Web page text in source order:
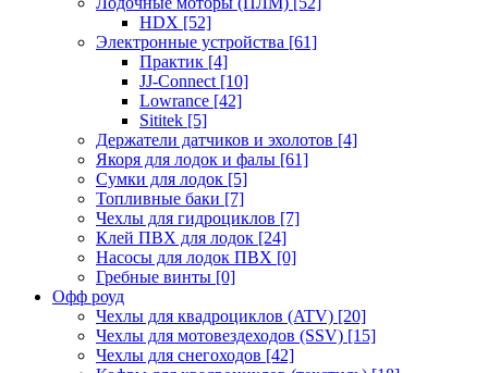
HDX [52]
Электронные устройства [61]
Практик [4]
JJ-Connect [10]
Lowrance [42]
Sititek [5]
Держатели датчиков и эхолотов [4]
Якоря для лодок и фалы [61]
Сумки для лодок [5]
Топливные баки [7]
Чехлы для гидроциклов [7]
Клей ПВХ для лодок [24]
Насосы для лодок ПВХ [0]
Гребные винты [0]
Офф роуд
Чехлы для квадроциклов (ATV) [20]
Чехлы для мотовездеходов (SSV) [15]
Чехлы для снегоходов [42]